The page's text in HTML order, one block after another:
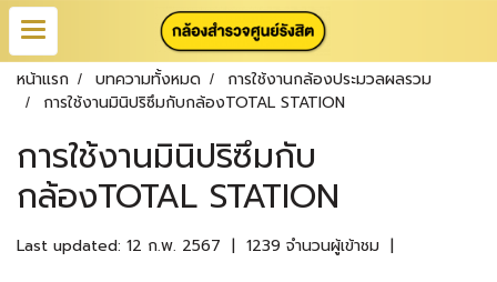
หน้าแรก บทความทั้งหมด
การใช้งานกล้องประมวลผลรวม
การใช้งานมินิปริซึมกับกล้องTOTAL STATION
การใช้งานมินิปริซึมกับ
กล้องTOTAL STATION
Last updated: 12 ก.พ. 2567 | 1239 จำนวนผู้เข้าชม |